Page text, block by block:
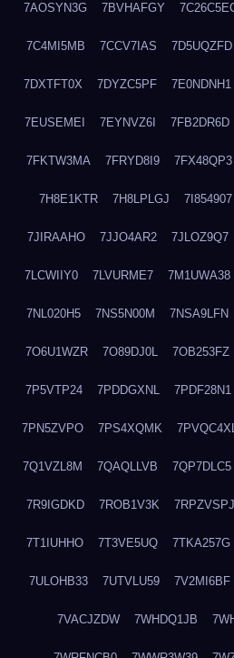
7AOSYN3G 7BVHAFGY
7C4MI5MB 7CCV7IAS 7D5UQZFD
7DXTFT0X 7DYZC5PF 7E0NDNH1
7EUSEMEI 7EYNVZ6I 7FB2DR6D
7FKTW3MA 7FRYD8I9 7FX48QP3
7H8E1KTR 7H8LPLGJ 7I854907
7JIRAAHO 7JJO4AR2 7JLOZ9Q7
7LCWIIY0 7LVURME7 7M1UWA38
7NL020H5 7NS5N00M 7NSA9LFN
7O6U1WZR 7O89DJ0L 7OB253FZ
7P5VTP24 7PDDGXNL 7PDF28N1
7PN5ZVPO 7PS4XQMK
7Q1VZL8M 7QAQLLVB 7QP7DLC5
7R9IGDKD 7ROB1V3K 7RPZVSPJ
7T1IUHHO 7T3VE5UQ 7TKA257G
7ULOHB33 7UTVLU59 7V2MI6BF
7VACJZDW 7WHDQ1JB